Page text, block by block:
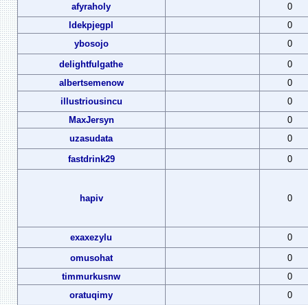
afyraholy
0
ldekpjegpl
0
ybosojo
0
delightfulgathe
0
albertsemenow
0
illustriousincu
0
MaxJersyn
0
uzasudata
0
fastdrink29
0
hapiv 0
exaxezylu
0
omusohat
0
timmurkusnw
0
oratuqimy
0